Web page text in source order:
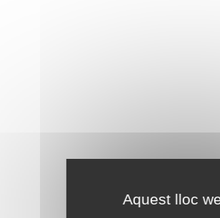
Aquest lloc